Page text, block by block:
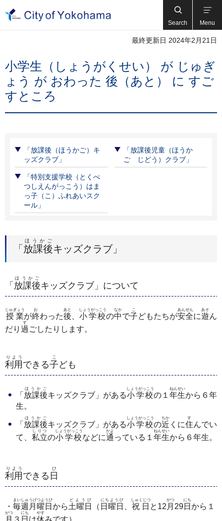
Search Menu
最終更新日 2024年2月21日
小学生（しょうがくせい） が じゅぎ
ょう が おわった 後（あと） に すご
すところ
「放課後（ほうかご）キ
ッズクラブ」
「放課後児童（ほうか
ご じどう）クラブ」
「特別支援学校（とくべ
つしえんがっこう）はま
っ子（こ）ふれあいスク
ール」
「 放課後
ほうかご
キッズクラブ」
「 放課後
ほうかご
キッズクラブ」について
授業
じゅぎょう
が終
お
わった後
あと
小学校
しょうがっこう
の中
なか
で子
こ
どもたちが安全
あんぜん
に遊
あそ
ん
だり 過
す
ごしたりします。
利用
りよう
できる子
こ
ども
「 放課後
ほうかご
キッズクラブ」がある小学校
しょうがっこう
の１ 年生
ねんせい
から６年
生。
「 放課後
ほうかご
キッズクラブ」がある小学校
しょうがっこう
の近
ちか
くに住
す
んでい
て、 私立
しりつ
の小学校
しょうがっこう
などに通
かよ
っている１ 年生
ねんせい
から６年生。
利用
りよう
できる 日
ひ
・ 毎週月曜日
まいしゅうげつようび
から土曜日
どようび
（ 日曜日
にちようび
祝日
しゅくじつ
と12 月
がつ
29日
にち
から１
月
がつ
３ 日
にち
は休
やす
みです）